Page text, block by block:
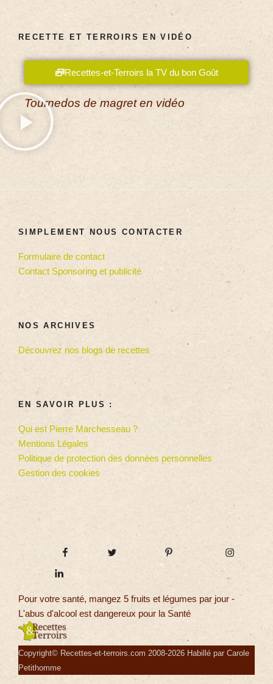
RECETTE ET TERROIRS EN VIDÉO
Recettes-et-Terroirs la TV du bon Goût
Tournedos de magret en vidéo
SIMPLEMENT NOUS CONTACTER
Formulaire de contact
Contact Sponsoring et publicité
NOS ARCHIVES
Découvrez nos blogs de recettes
EN SAVOIR PLUS :
Qui est Pierre Marchesseau ?
Mentions Légales
Politique de protection des données personnelles
Gestion des cookies
Pour votre santé, mangez 5 fruits et légumes par jour -
L'abus d'alcool est dangereux pour la Santé
Copyright© Recettes-et-terroirs.com 2008-2026 Habillé par Carole
Petithomme